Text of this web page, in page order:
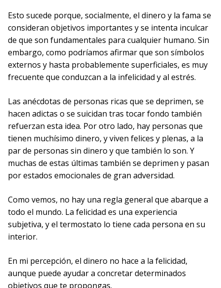
Esto sucede porque, socialmente, el dinero y la fama se
consideran objetivos importantes y se intenta inculcar
de que son fundamentales para cualquier humano. Sin
embargo, como podríamos afirmar que son símbolos
externos y hasta probablemente superficiales, es muy
frecuente que conduzcan a la infelicidad y al estrés.
Las anécdotas de personas ricas que se deprimen, se
hacen adictas o se suicidan tras tocar fondo también
refuerzan esta idea. Por otro lado, hay personas que
tienen muchísimo dinero, y viven felices y plenas, a la
par de personas sin dinero y que también lo son. Y
muchas de estas últimas también se deprimen y pasan
por estados emocionales de gran adversidad.
Como vemos, no hay una regla general que abarque a
todo el mundo. La felicidad es una experiencia
subjetiva, y el termostato lo tiene cada persona en su
interior.
En mi percepción, el dinero no hace a la felicidad,
aunque puede ayudar a concretar determinados
objetivos que te propongas.